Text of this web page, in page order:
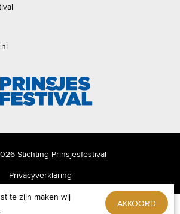
Stichting Prinsjesfestival
Privacyverklaring
te zijn maken wij
.
AKKOORD